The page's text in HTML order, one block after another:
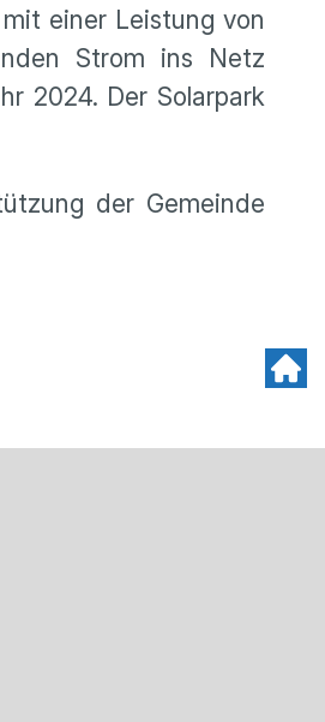
einer Leistung von
Strom ins Netz
2024. Der Solarpark
der Gemeinde